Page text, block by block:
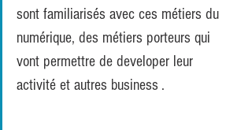
sont familiarisés avec ces métiers du
numérique, des métiers porteurs qui
vont permettre de developer leur
activité et autres business .